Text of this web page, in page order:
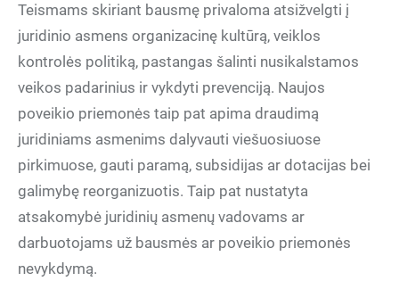
Teismams skiriant bausmę privaloma atsižvelgti į
juridinio asmens organizacinę kultūrą, veiklos
kontrolės politiką, pastangas šalinti nusikalstamos
veikos padarinius ir vykdyti prevenciją. Naujos
poveikio priemonės taip pat apima draudimą
juridiniams asmenims dalyvauti viešuosiuose
pirkimuose, gauti paramą, subsidijas ar dotacijas bei
galimybę reorganizuotis. Taip pat nustatyta
atsakomybė juridinių asmenų vadovams ar
darbuotojams už bausmės ar poveikio priemonės
nevykdymą.